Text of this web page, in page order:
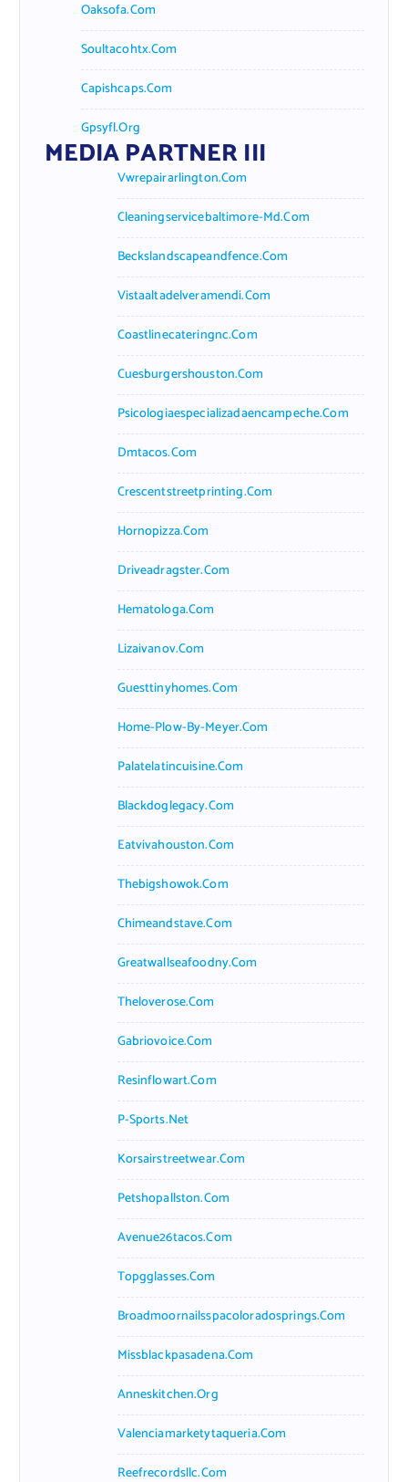
Oaksofa.com
Soultacohtx.com
Capishcaps.com
Gpsyfl.org
MEDIA PARTNER III
Vwrepairarlington.com
Cleaningservicebaltimore-Md.com
Beckslandscapeandfence.com
Vistaaltadelveramendi.com
Coastlinecateringnc.com
Cuesburgershouston.com
Psicologiaespecializadaencampeche.com
Dmtacos.com
Crescentstreetprinting.com
Hornopizza.com
Driveadragster.com
Hematologa.com
Lizaivanov.com
Guesttinyhomes.com
Home-Plow-By-Meyer.com
Palatelatincuisine.com
Blackdoglegacy.com
Eatvivahouston.com
Thebigshowok.com
Chimeandstave.com
Greatwallseafoodny.com
Theloverose.com
Gabriovoice.com
Resinflowart.com
P-Sports.net
Korsairstreetwear.com
Petshopallston.com
Avenue26tacos.com
Topgglasses.com
Broadmoornailsspacoloradosprings.com
Missblackpasadena.com
Anneskitchen.org
Valenciamarketytaqueria.com
Reefrecordsllc.com